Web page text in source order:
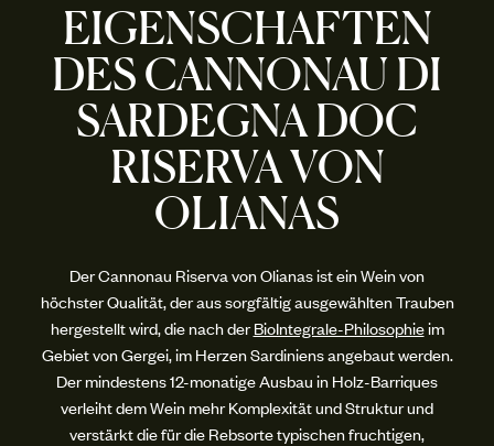
EIGENSCHAFTEN
DES CANNONAU DI
SARDEGNA DOC
RISERVA VON
OLIANAS
Der Cannonau Riserva von Olianas ist ein Wein von
höchster Qualität, der aus sorgfältig ausgewählten Trauben
hergestellt wird, die nach derBioIntegrale-Philosophieim
Gebiet von Gergei, im Herzen Sardiniens angebaut werden.
Der mindestens 12-monatige Ausbau in Holz-Barriques
verleiht dem Wein mehr Komplexität und Struktur und
verstärkt die für die Rebsorte typischen fruchtigen,